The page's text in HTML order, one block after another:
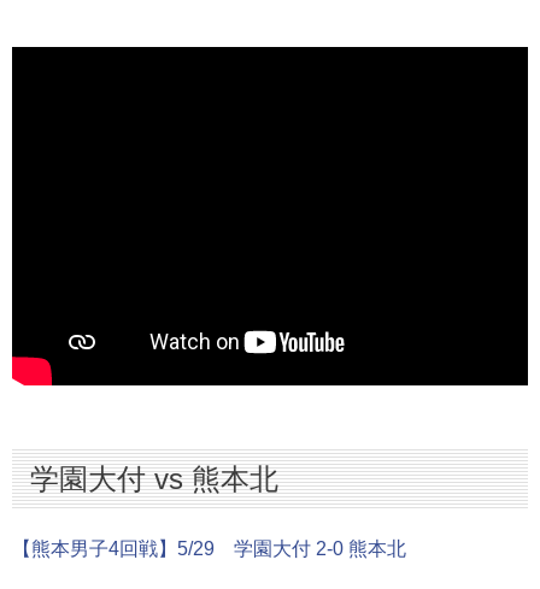
学園大付 vs 熊本北
【熊本男子4回戦】5/29 学園大付 2-0 熊本北